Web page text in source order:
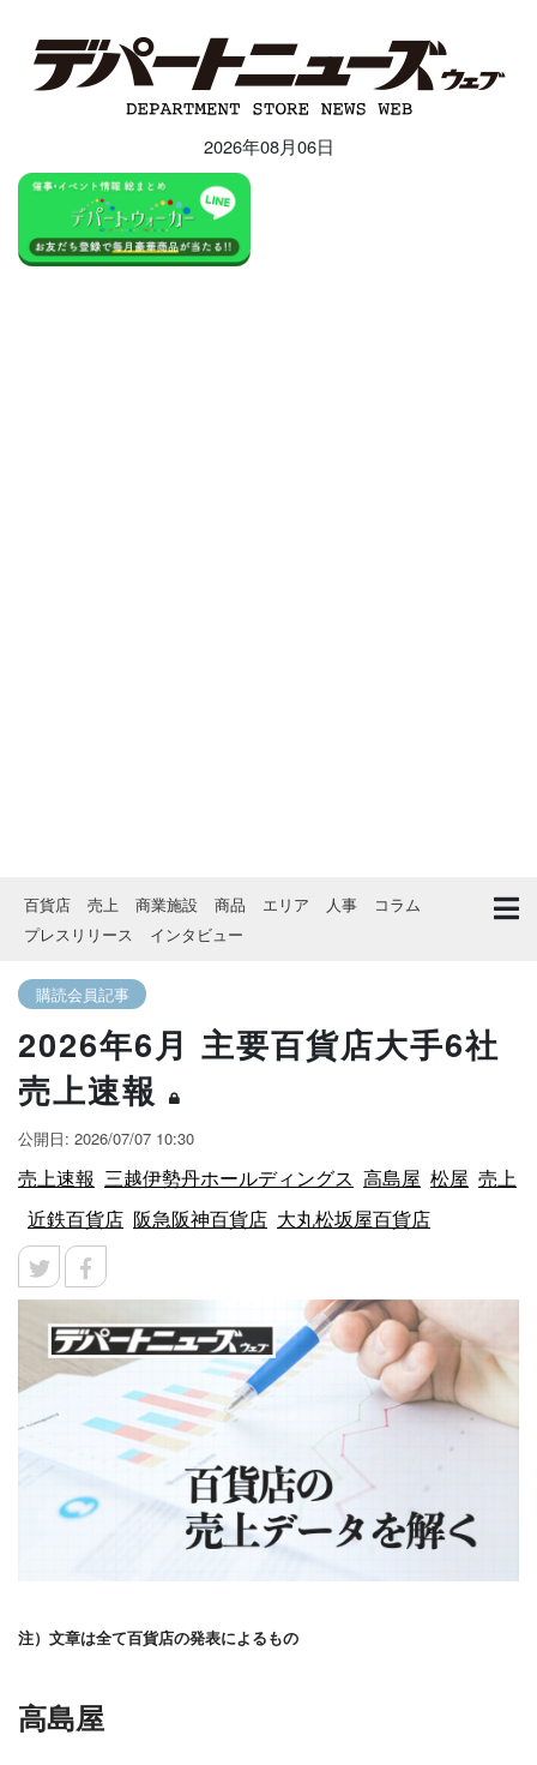
2026年08月06日
百貨店 売上 商業施設 商品 エリア 人事
コラム
プレスリリース
インタビュー
購読会員記事
2026年6月 主要百貨店大手6社
売上速報
公開日: 2026/07/07 10:30
売上速報 三越伊勢丹ホールディングス 高島屋 松屋 売上
近鉄百貨店 阪急阪神百貨店 大丸松坂屋百貨店
注）文章は全て百貨店の発表によるもの
高島屋